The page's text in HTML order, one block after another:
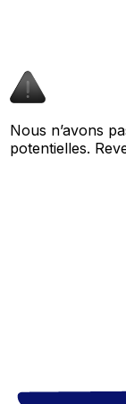
Nous n’avons
potentielles.